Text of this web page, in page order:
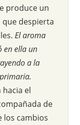
produce un
despierta
El aroma
en ella un
a la
el
de
los cambios